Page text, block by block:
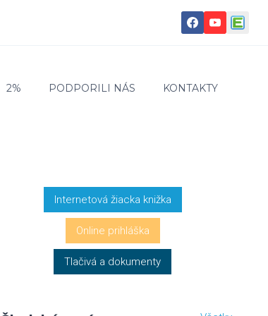
2% PODPORILI NÁS KONTAKTY
Internetová žiacka knižka
Online prihláška
Tlačivá a dokumenty